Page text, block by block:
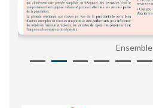
Ensemble